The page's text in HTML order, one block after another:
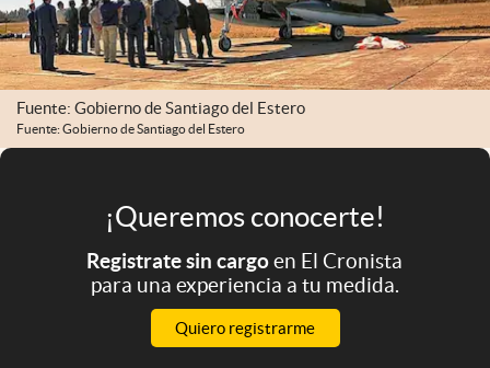
Mediakit
abre en nueva pestaña
Argentina
Fuente: Gobierno de Santiago del Estero
Fuente: Gobierno de Santiago del Estero
¡Queremos conocerte!
Registrate sin cargoen El Cronista
para una experiencia a tu medida.
Quiero registrarme